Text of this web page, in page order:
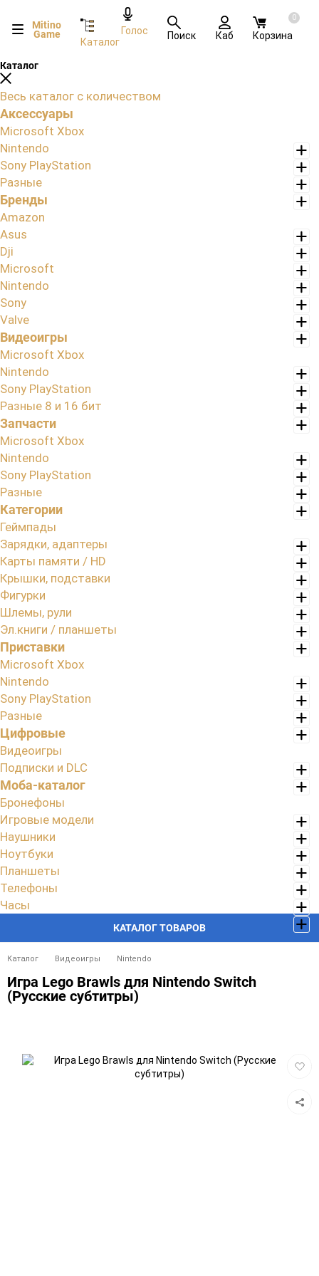
КАТАЛОГ ТОВАРОВ
Mitino
Game
Каталог
Голос Поиск Каб
0
Корзина
Каталог
Весь каталог с количеством
Аксессуары
Microsoft Xbox
Nintendo
Sony PlayStation
Разные
Бренды
Amazon
Asus
Dji
Microsoft
Nintendo
Sony
Valve
Видеоигры
Microsoft Xbox
Nintendo
Sony PlayStation
Разные 8 и 16 бит
Запчасти
Microsoft Xbox
Nintendo
Sony PlayStation
Разные
Категории
Геймпады
Зарядки, адаптеры
Карты памяти / HD
Крышки, подставки
Фигурки
Шлемы, рули
Эл.книги / планшеты
Приставки
Microsoft Xbox
Nintendo
Sony PlayStation
Разные
Цифровые
Видеоигры
Подписки и DLC
Моба-каталог
Бронефоны
Игровые модели
Наушники
Ноутбуки
Планшеты
Телефоны
Часы
Каталог Видеоигры Nintendo
Игра Lego Brawls для Nintendo Switch
(Русские субтитры)